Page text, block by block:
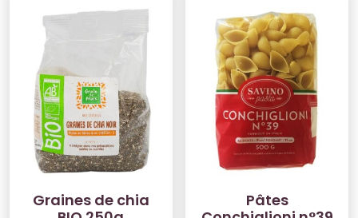
Graines de chia
Pâtes